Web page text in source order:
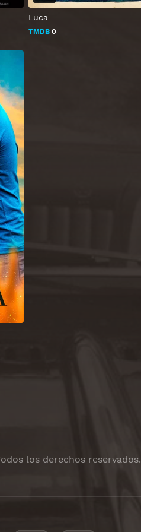
Luca
TMDB 0
los derechos reservados.